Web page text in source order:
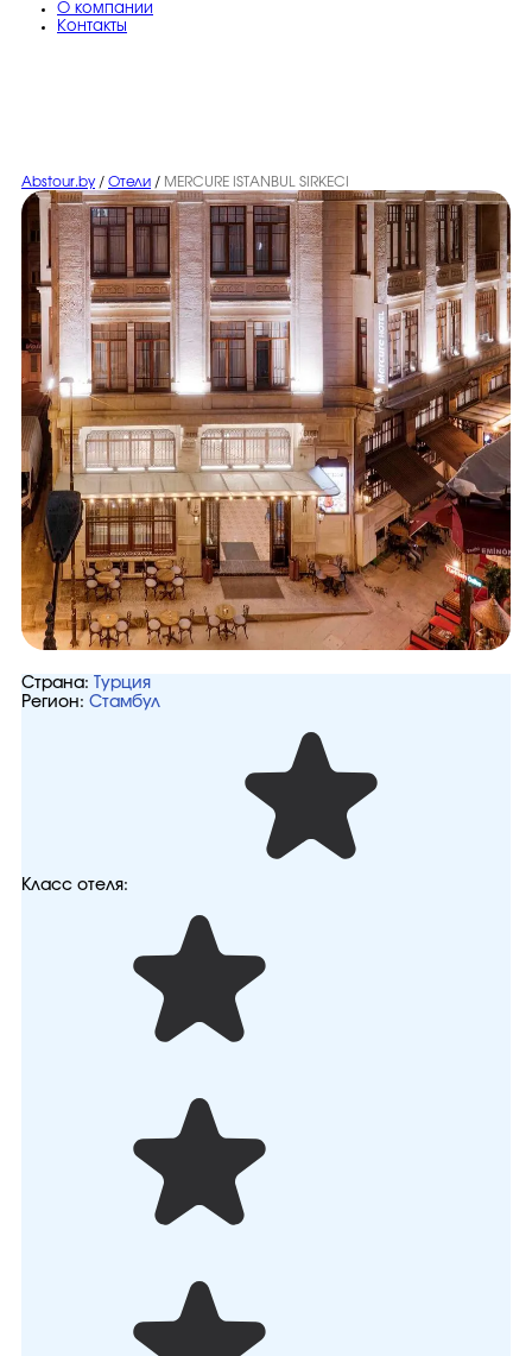
O компании
Контакты
Abstour.by / Отели / MERCURE ISTANBUL SIRKECI
Страна:
Турция
Регион: Стамбул
Класс отеля: